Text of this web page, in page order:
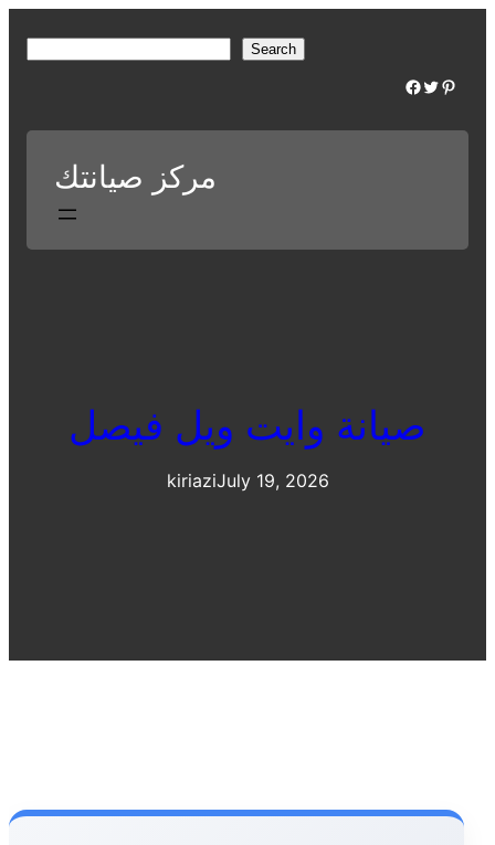
r
Search
Facebook Twitter Pinterest
مركز صيانتك
صيانة وايت ويل فيصل
kiriaziJuly 19, 2026